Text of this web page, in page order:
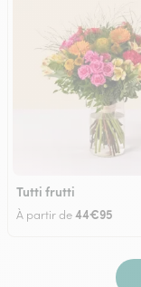
Tutti frutti
À partir de44€95